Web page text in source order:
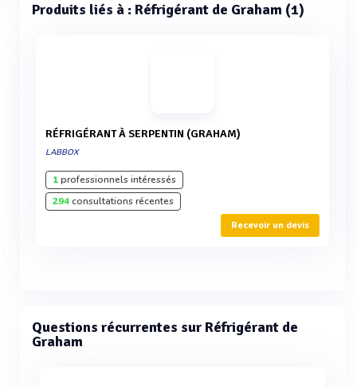
Produits liés à : Réfrigérant de Graham (1)
RÉFRIGÉRANT À SERPENTIN (GRAHAM)
LABBOX
1professionnels intéressés
294consultations récentes
Recevoir un devis
Questions récurrentes sur Réfrigérant de
Graham